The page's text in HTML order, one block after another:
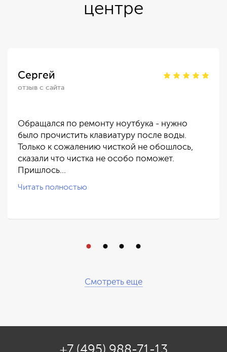
центре
Сергей
отзыв с сайта
Обращался по ремонту ноутбука - нужно
было прочистить клавиатуру после воды.
Только к сожалению чисткой не обошлось,
сказали что чистка не особо поможет.
Пришлось…
Читать полностью
Смотреть еще